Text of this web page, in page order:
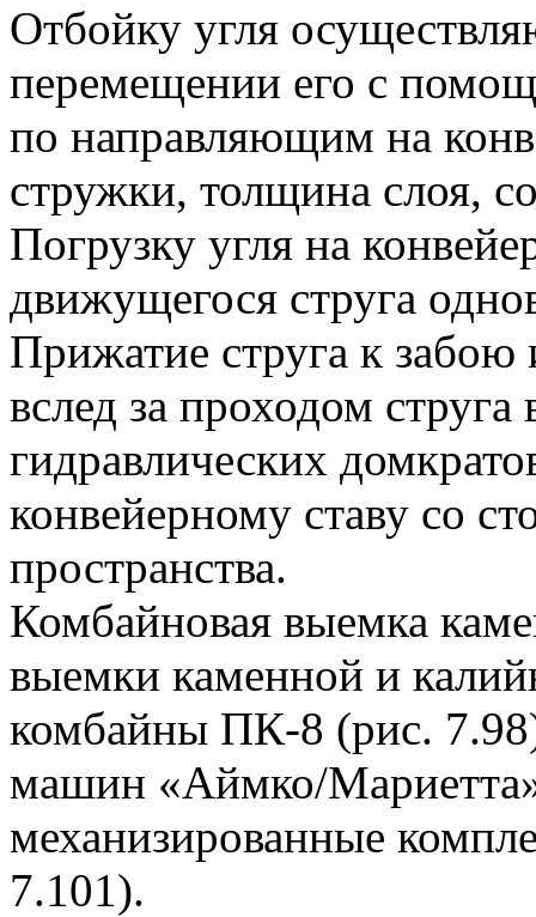
Отбойку угля
перемещении его с
по направляющим на
стружки, толщина слоя,
Погрузку угля на
движущегося струга
Прижатие струга к
вслед за проходом
гидравлических
конвейерному ставу со
пространства.
Комбайновая выемка
выемки каменной и
комбайны ПК-8 (рис.
машин «Аймко/
механизированные
7.101).